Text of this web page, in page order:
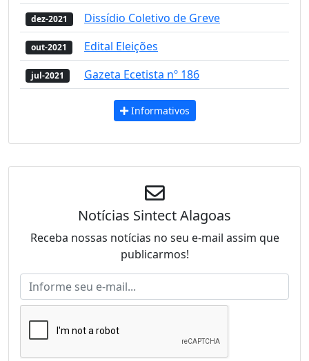
dez-2021 Dissídio Coletivo de Greve
out-2021 Edital Eleições
jul-2021 Gazeta Ecetista nº 186
Informativos
Notícias Sintect Alagoas
Receba nossas notícias no seu e-mail assim que
publicarmos!